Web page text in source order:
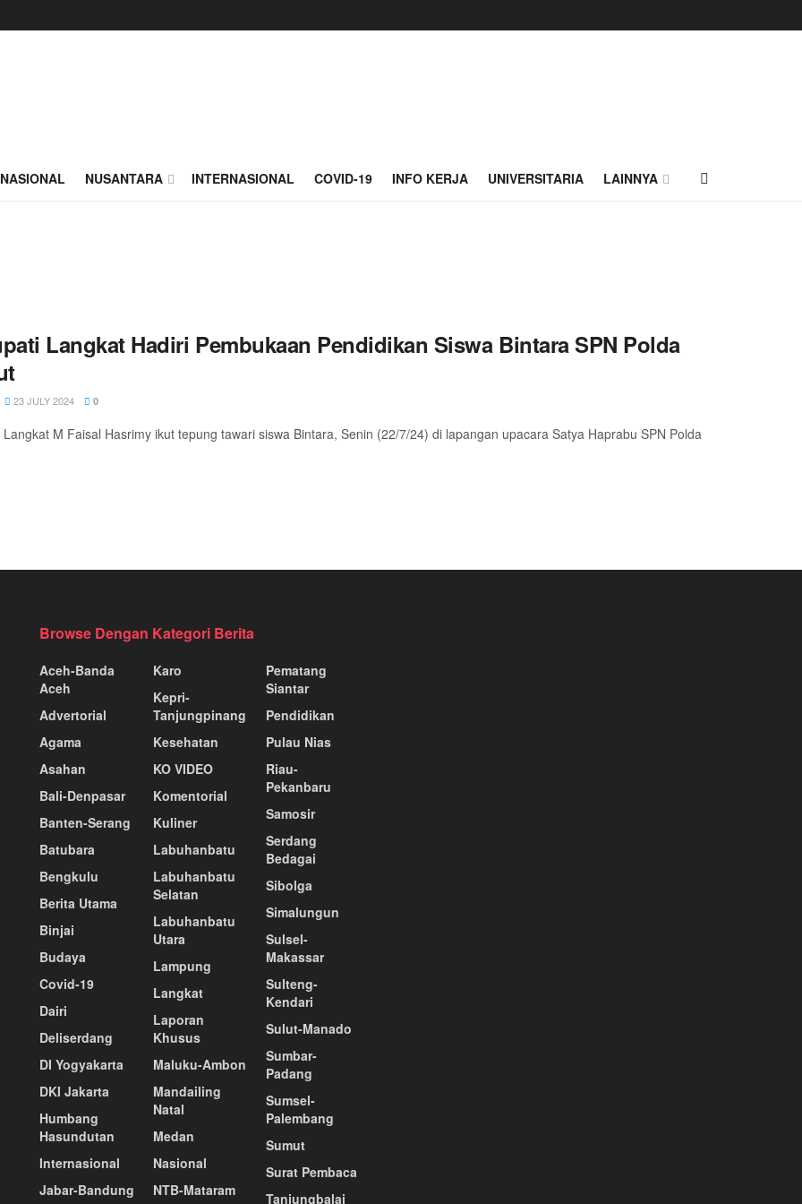
NASIONAL NUSANTARA INTERNASIONAL COVID-19 INFO KERJA UNIVERSITARIA LAINNYA
Langkat Hadiri Pembukaan Pendidikan Siswa Bintara SPN Polda
23 JULY 2024 0
Langkat M Faisal Hasrimy ikut tepung tawari siswa Bintara, Senin (22/7/24) di lapangan upacara Satya Haprabu SPN Polda
Browse Dengan Kategori Berita
Aceh-Banda
Aceh
Advertorial
Agama
Asahan
Bali-Denpasar
Banten-Serang
Batubara
Bengkulu
Berita Utama
Binjai
Budaya
Covid-19
Dairi
Deliserdang
DI Yogyakarta
DKI Jakarta
Humbang
Hasundutan
Internasional
Jabar-Bandung
Karo
Kepri-
Tanjungpinang
Kesehatan
KO VIDEO
Komentorial
Kuliner
Labuhanbatu
Labuhanbatu
Selatan
Labuhanbatu
Utara
Lampung
Langkat
Laporan
Khusus
Maluku-Ambon
Mandailing
Natal
Medan
Nasional
NTB-Mataram
Pematang
Siantar
Pendidikan
Pulau Nias
Riau-
Pekanbaru
Samosir
Serdang
Bedagai
Sibolga
Simalungun
Sulsel-
Makassar
Sulteng-
Kendari
Sulut-Manado
Sumbar-
Padang
Sumsel-
Palembang
Sumut
Surat Pembaca
Tanjungbalai